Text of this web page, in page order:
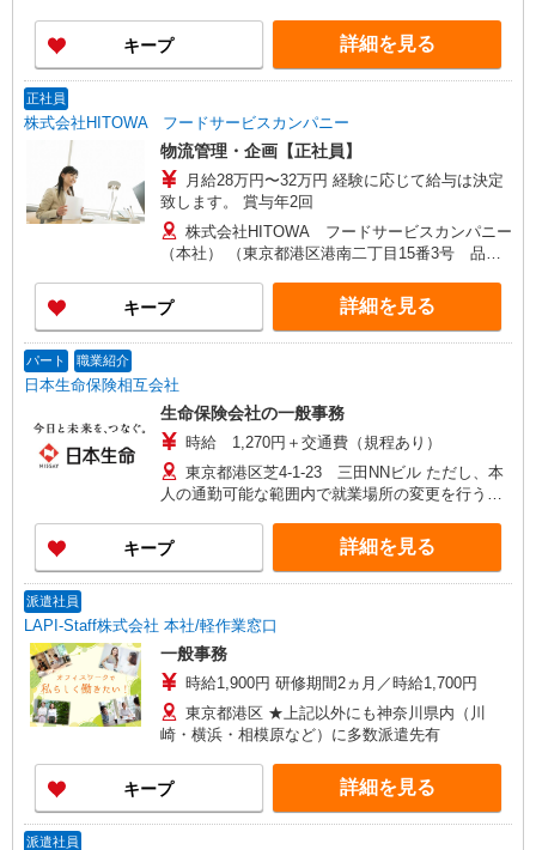
月継続勤務するとインセンティブが支給されま
す！ ■昇給あり ■交通費支給（上限3万円/月）
キープ 詳細を見る
正社員
株式会社HITOWA フードサービスカンパニー
物流管理・企画【正社員】
月給28万円〜32万円 経験に応じて給与は決定
致します。 賞与年2回
株式会社HITOWA フードサービスカンパニー
（本社） （東京都港区港南二丁目15番3号 品川
キープ 詳細を見る
パート 職業紹介
日本生命保険相互会社
生命保険会社の一般事務
時給 1,270円＋交通費（規程あり）
東京都港区芝4-1-23 三田NNビル ただし、本
人の通勤可能な範囲内で就業場所の変更を行うこ
キープ 詳細を見る
派遣社員
LAPI-Staff株式会社 本社/軽作業窓口
一般事務
時給1,900円 研修期間2ヵ月／時給1,700円
東京都港区 ★上記以外にも神奈川県内（川
崎・横浜・相模原など）に多数派遣先有
キープ 詳細を見る
派遣社員